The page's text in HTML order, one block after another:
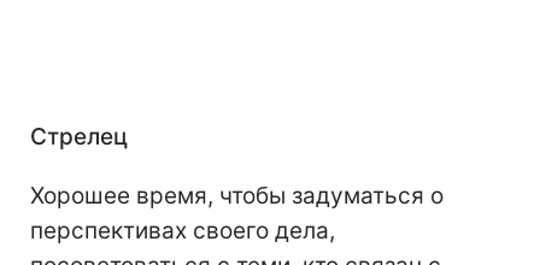
Стрелец
Хорошее время, чтобы задуматься о
перспективах своего дела,